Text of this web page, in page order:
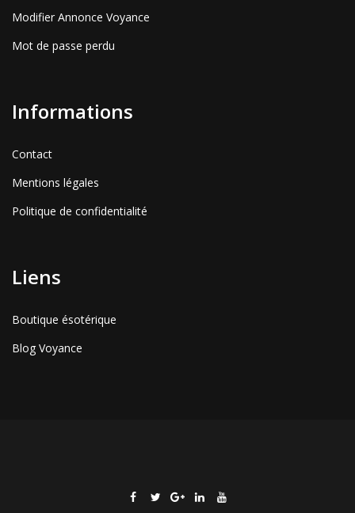
Modifier Annonce Voyance
Mot de passe perdu
Informations
Contact
Mentions légales
Politique de confidentialité
Liens
Boutique ésotérique
Blog Voyance